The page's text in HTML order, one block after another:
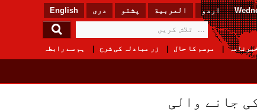
English دری پشتو العربیة اردو
ہم سے رابطہ زر مبادلہ کی شرح موسم کا حال
جانے والی